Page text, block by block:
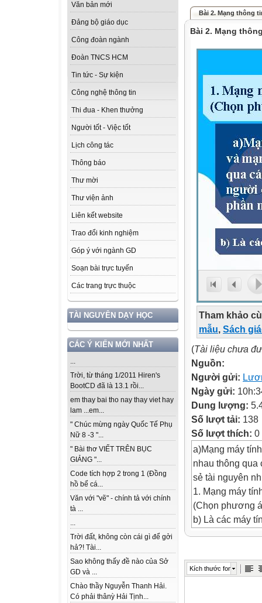
Văn bản mới
Đảng bộ giáo dục
Công đoàn ngành
Đoàn TNCS HCM
Tin tức - Sự kiện
Công nghệ thông tin
Thi đua - Khen thưởng
Người tốt - Việc tốt
Lịch công tác
Thông báo
Thư mời
Thư viện ảnh
Liên kết website
Trao đổi kinh nghiệm
Góp ý với ngành GD
Soạn bài trực tuyến
Các trang trực thuộc
TÀI NGUYÊN DẠY HỌC
CÁC Ý KIẾN MỚI NHẤT
...
Trời, từ tháng 1/2011 Hiren's
BootCD đã là 13.1 rồi...
em thay bai tho nay thay viet hay
lam ...em...
" Chúc mừng ngày Quốc Tế Phụ
Nữ 8 -3 "...
" Bài thơ VIẾT TRÊN BỤC
GIẢNG "...
Code tích hợp 2 trong 1 (Đồng
hồ bể cá...
Văn với "vẽ" - chính tả với chính
tà ...
...
Trời đất, không còn cái gì để gởi
hả?! Tài...
Sao không thấy đề nào của Sở
GD và ...
Chào thầy Nguyễn Thanh Hải.
Có phải thânỳ Hải Tịnh...
Bài 2. Mạng thông
Bài 2. Mạng
Tham khảo
mẫu, Sách
(Tài liệu chưa
Nguồn:
Người gửi:
Ngày gửi:
Dung lượng:
Số lượt tải: 138
Số lượt thích: 0
a)Mạng máy
nhau thông
sẻ tài nguyên
1. Mạng máy
(Chọn phương
b) Là các máy
2.Thiết bị đầu
(chọn phương
Kích thước font